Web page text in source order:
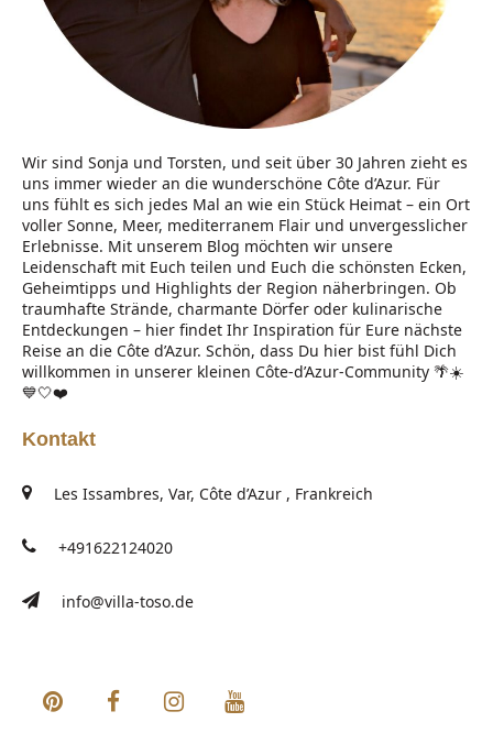
Wir sind Sonja und Torsten, und seit über 30 Jahren zieht es
uns immer wieder an die wunderschöne Côte d’Azur. Für
uns fühlt es sich jedes Mal an wie ein Stück Heimat – ein Ort
voller Sonne, Meer, mediterranem Flair und unvergesslicher
Erlebnisse. Mit unserem Blog möchten wir unsere
Leidenschaft mit Euch teilen und Euch die schönsten Ecken,
Geheimtipps und Highlights der Region näherbringen. Ob
traumhafte Strände, charmante Dörfer oder kulinarische
Entdeckungen – hier findet Ihr Inspiration für Eure nächste
Reise an die Côte d’Azur. Schön, dass Du hier bist fühl Dich
willkommen in unserer kleinen Côte-d’Azur-Community 🌴☀️
💙🤍❤️
Kontakt
Les Issambres, Var, Côte d’Azur , Frankreich
+491622124020
info@villa-toso.de